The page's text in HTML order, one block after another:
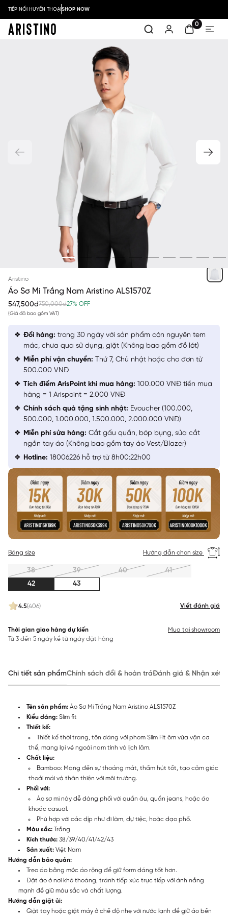
TIẾP NỐI HUYỀN THOẠISHOP NOW
0
Aristino
Áo Sơ Mi Trắng Nam Aristino ALS1570Z
547,500đ750,000đ27% OFF
(Giá đã bao gồm VAT)
4.5(406) Viết đánh giá
Bảng size Hướng dẫn chọn size
38 39 40
41
42
43
Thời gian giao hàng dự kiến
Từ 3 đến 5 ngày kể từ ngày đặt hàng
Mua tại showroom
Đổi hàng: trong 30 ngày với sản phẩm còn nguyên tem
mác, chưa qua sử dụng, giặt (Không bao gồm đồ lót)
Miễn phí vận chuyển: Thứ 7, Chủ nhật hoặc cho đơn từ
500.000 VNĐ
Tích điểm ArisPoint khi mua hàng: 100.000 VNĐ tiền mua
hàng = 1 Arispoint = 2.000 VNĐ
Chính sách quà tặng sinh nhật: Evoucher (100.000,
500.000, 1.000.000, 1.500.000, 2.000.000 VNĐ)
Miễn phí sửa hàng: Cắt gấu quần, bóp bụng, sửa cắt
ngắn tay áo (Không bao gồm tay áo Vest/Blazer)
Hotline: 18006226 hỗ trợ từ 8h00:22h00
Chi tiết sản phẩmChính sách đổi & hoàn trảĐánh giá & Nhận xét
Tên sản phẩm: Áo Sơ Mi Trắng Nam Aristino ALS1570Z
Kiểu dáng: Slim fit
Thiết kế:
Thiết kế thời trang, tôn dáng với phom Slim Fit ôm vừa vặn cơ
thể, mang lại vẻ ngoài nam tính và lịch lãm.
Chất liệu:
Bamboo: Mang đến sự thoáng mát, thấm hút tốt, tạo cảm giác
thoải mái và thân thiện với môi trường.
Phối với:
Áo sơ mi này dễ dàng phối với quần âu, quần jeans, hoặc áo
khoác casual.
Phù hợp với các dịp như đi làm, dự tiệc, hoặc dạo phố.
Màu sắc: Trắng
Kích thước: 38/39/40/41/42/43
Sản xuất: Việt Nam
Hướng dẫn bảo quản:
Treo áo bằng móc áo rộng để giữ form dáng tốt hơn.
Đặt áo ở nơi khô thoáng, tránh tiếp xúc trực tiếp với ánh nắng
mạnh để giữ màu sắc và chất lượng.
Hướng dẫn giặt ủi:
Giặt tay hoặc giặt máy ở chế độ nhẹ với nước lạnh để giữ áo bền